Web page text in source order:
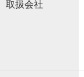
取扱会社